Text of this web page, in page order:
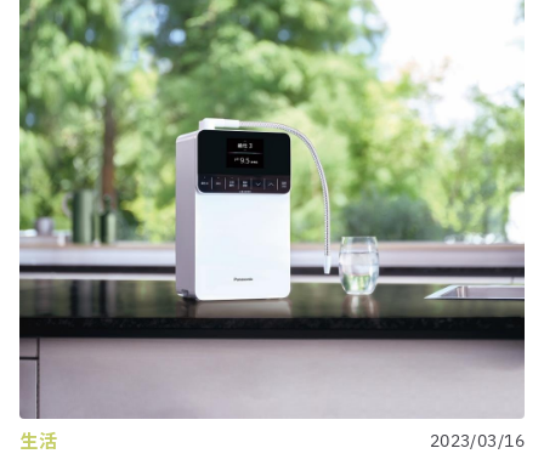
生活 2023/03/16